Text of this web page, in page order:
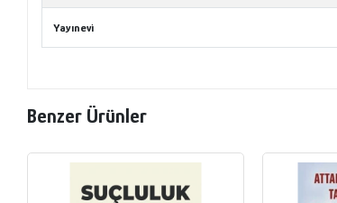
Yayınevi
Benzer Ürünler